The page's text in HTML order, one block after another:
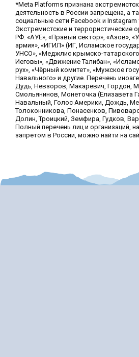
*Meta Platforms признана
деятельность в России запрещена, а
социальные сети Facebook и
Экстремистские и террористические
РФ: «АУЕ», «Правый сектор», «Азов»,
армия», «ИГИЛ» (ИГ, Исламское
УНСО», «Меджлис крымско-
Иеговы», «Движение Талибан»,
рух», «Чёрный комитет», «Мужское
Навального» и другие. Перечень
Дудь, Невзоров, Макаревич, Гордон,
Смольянинов, Монеточка (Елизавета
Навальный, Голос Америки, Дождь,
Толоконникова, Понасенков,
Долин, Троицкий, Земфира, Гудков,
Полный перечень лиц и организаций,
запретом в России, можно найти на